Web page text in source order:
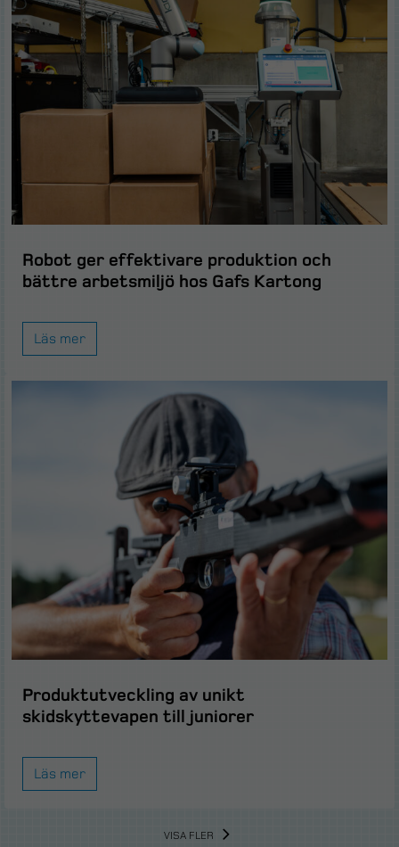
Robot ger effektivare produktion och
bättre arbetsmiljö hos Gafs Kartong
Läs mer
Produktutveckling av unikt
skidskyttevapen till juniorer
Läs mer
VISA FLER